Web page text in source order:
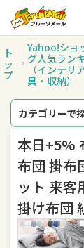
ト
ッ
プ
Yahoo!ショ
グ人気ラン
（インテリ
具・収納）
カテゴリーで
総合
メンズファッシ
腕時計
スポーツ
本日+5%
布団 掛布
ット 来客
掛け布団